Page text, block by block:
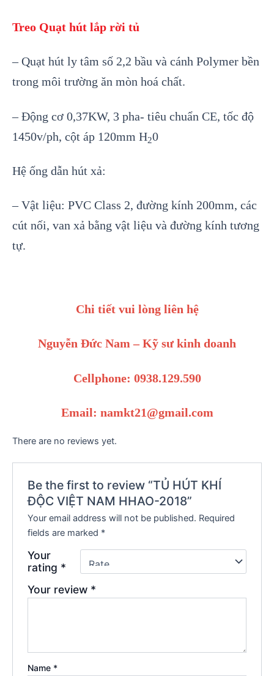
Treo Quạt hút lắp rời tủ
– Quạt hút ly tâm số 2,2 bầu và cánh Polymer bền
trong môi trường ăn mòn hoá chất.
– Động cơ 0,37KW, 3 pha- tiêu chuẩn CE, tốc độ
1450v/ph, cột áp 120mm H20
Hệ ống dẫn hút xả:
– Vật liệu: PVC Class 2, đường kính 200mm, các
cút nối, van xả bằng vật liệu và đường kính tương
tự.
Chi tiết vui lòng liên hệ
Nguyễn Đức Nam – Kỹ sư kinh doanh
Cellphone: 0938.129.590
Email: namkt21@gmail.com
There are no reviews yet.
Be the first to review “TỦ HÚT KHÍ
ĐỘC VIỆT NAM HHAO-2018”
Your email address will not be published. Required
fields are marked *
Your
rating *
Your review *
Name *